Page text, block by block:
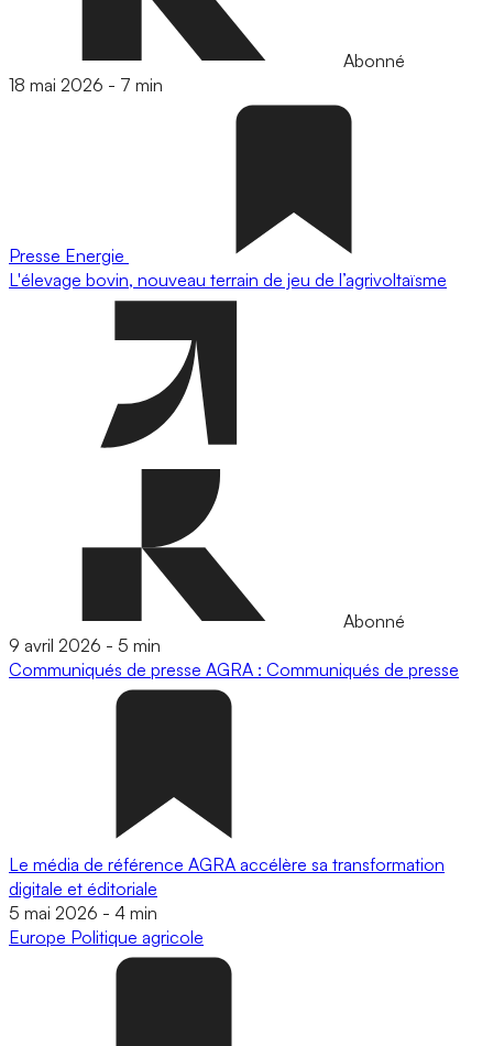
Abonné
18 mai 2026 - 7 min
Presse Energie
L'élevage bovin, nouveau terrain de jeu de l’agrivoltaïsme
Abonné
9 avril 2026 - 5 min
Communiqués de presse AGRA : Communiqués de presse
Le média de référence AGRA accélère sa transformation
digitale et éditoriale
5 mai 2026 - 4 min
Europe Politique agricole